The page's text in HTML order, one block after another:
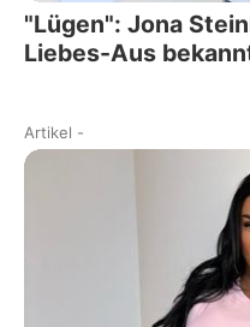
"Lügen": Jona
Liebes-Aus
Artikel -